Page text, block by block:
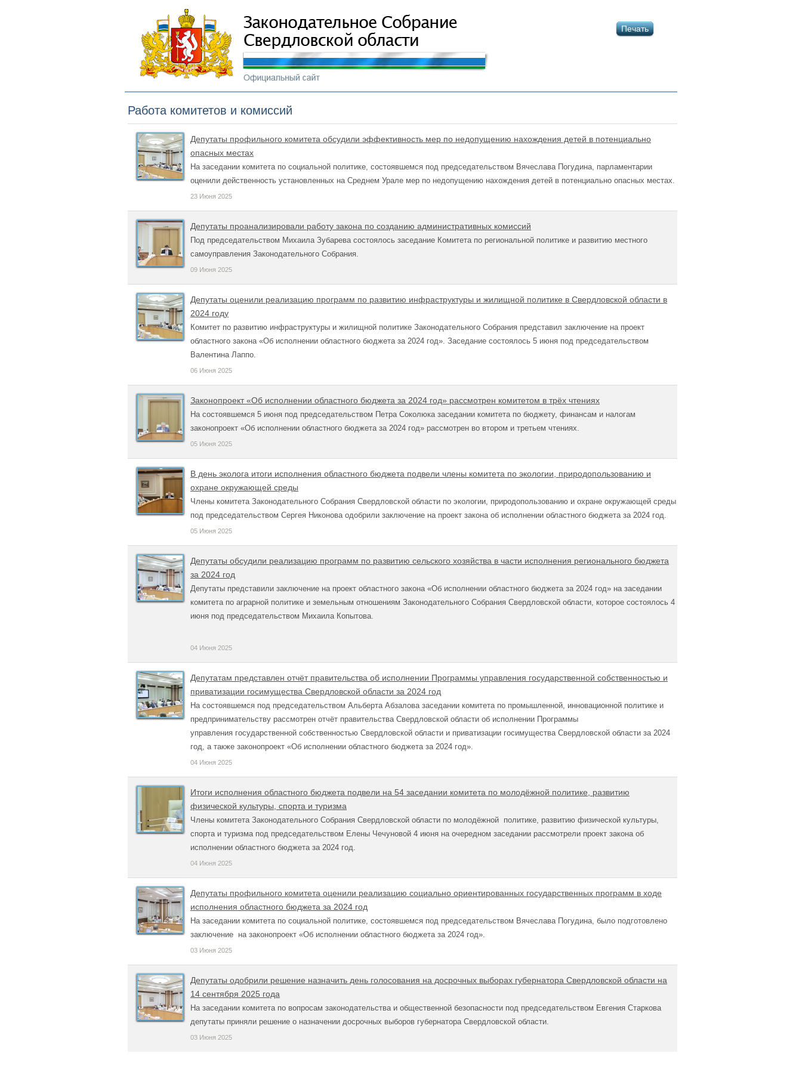
Печать
Работа комитетов и комиссий
Депутаты профильного комитета обсудили эффективность мер по недопущению нахождения детей в потенциально
опасных местах
На заседании комитета по социальной политике, состоявшемся под председательством Вячеслава Погудина, парламентарии
оценили действенность установленных на Среднем Урале мер по недопущению нахождения детей в потенциально опасных местах.
23 Июня 2025
Депутаты проанализировали работу закона по созданию административных комиссий
Под председательством Михаила Зубарева состоялось заседание Комитета по региональной политике и развитию местного
самоуправления Законодательного Собрания.
09 Июня 2025
Депутаты оценили реализацию программ по развитию инфраструктуры и жилищной политике в Свердловской области в
2024 году
Комитет по развитию инфраструктуры и жилищной политике Законодательного Собрания представил заключение на проект
областного закона «Об исполнении областного бюджета за 2024 год». Заседание состоялось 5 июня под председательством
Валентина Лаппо.
06 Июня 2025
Законопроект «Об исполнении областного бюджета за 2024 год» рассмотрен комитетом в трёх чтениях
На состоявшемся 5 июня под председательством Петра Соколюка заседании комитета по бюджету, финансам и налогам
законопроект «Об исполнении областного бюджета за 2024 год» рассмотрен во втором и третьем чтениях.
05 Июня 2025
В день эколога итоги исполнения областного бюджета подвели члены комитета по экологии, природопользованию и
охране окружающей среды
Члены комитета Законодательного Собрания Свердловской области по экологии, природопользованию и охране окружающей среды
под председательством Сергея Никонова одобрили заключение на проект закона об исполнении областного бюджета за 2024 год.
05 Июня 2025
Депутаты обсудили реализацию программ по развитию сельского хозяйства в части исполнения регионального бюджета
за 2024 год
Депутаты представили заключение на проект областного закона «Об исполнении областного бюджета за 2024 год» на заседании
комитета по аграрной политике и земельным отношениям Законодательного Собрания Свердловской области, которое состоялось 4
июня под председательством Михаила Копытова.
04 Июня 2025
Депутатам представлен отчёт правительства об исполнении Программы управления государственной собственностью и
приватизации госимущества Свердловской области за 2024 год
На состоявшемся под председательством Альберта Абзалова заседании комитета по промышленной, инновационной политике и
предпринимательству рассмотрен отчёт правительства Свердловской области об исполнении Программы
управления государственной собственностью Свердловской области и приватизации госимущества Свердловской области за 2024
год, а также законопроект «Об исполнении областного бюджета за 2024 год».
04 Июня 2025
Итоги исполнения областного бюджета подвели на 54 заседании комитета по молодёжной политике, развитию
физической культуры, спорта и туризма
Члены комитета Законодательного Собрания Свердловской области по молодёжной политике, развитию физической культуры,
спорта и туризма под председательством Елены Чечуновой 4 июня на очередном заседании рассмотрели проект закона об
исполнении областного бюджета за 2024 год.
04 Июня 2025
Депутаты профильного комитета оценили реализацию социально ориентированных государственных программ в ходе
исполнения областного бюджета за 2024 год
На заседании комитета по социальной политике, состоявшемся под председательством Вячеслава Погудина, было подготовлено
заключение на законопроект «Об исполнении областного бюджета за 2024 год».
03 Июня 2025
Депутаты одобрили решение назначить день голосования на досрочных выборах губернатора Свердловской области на
14 сентября 2025 года
На заседании комитета по вопросам законодательства и общественной безопасности под председательством Евгения Старкова
депутаты приняли решение о назначении досрочных выборов губернатора Свердловской области.
03 Июня 2025